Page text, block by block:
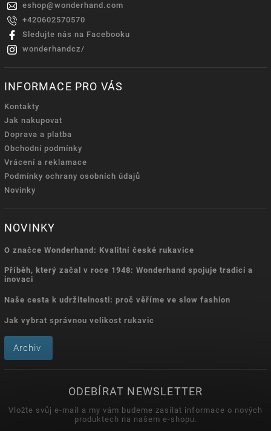
eshop@wonderhand.com
+420602570570
Sledujte nás na Facebooku
wonderhandcz/
INFORMACE PRO VÁS
Kontakty
Jak nakupovat
Doprava a platba
Obchodní podmínky
Vrácení a reklamace
Podmínky ochrany osobních údajů
Novinky
NOVINKY
O značce Wonderhand: Kvalitní české rukavice
Příběh, který začal v roce 1948: Wonderhand spojuje tradici a
inovaci
Naše cesta k udržitelnosti: proč věříme ve slow fashion
Jak vybrat správnou velikost rukavic
Archiv
ODEBÍRAT NEWSLETTER
Vložte svůj e-mail a my vám budeme zasílat informace o nových
produktech na našem e-shopu.